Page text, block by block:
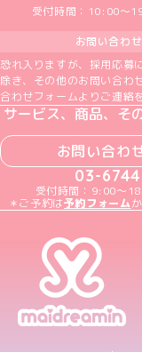
受付時間：10:00～
お問い合わ
恐れ入りますが、採用応募
除き、その他のお問い合わ
合わせフォームよりご連絡
サービス、商品、そ
お問い合わ
03-
受付時間：9:00～
＊ご予約は予約フォーム